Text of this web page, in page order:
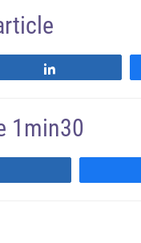
1min30